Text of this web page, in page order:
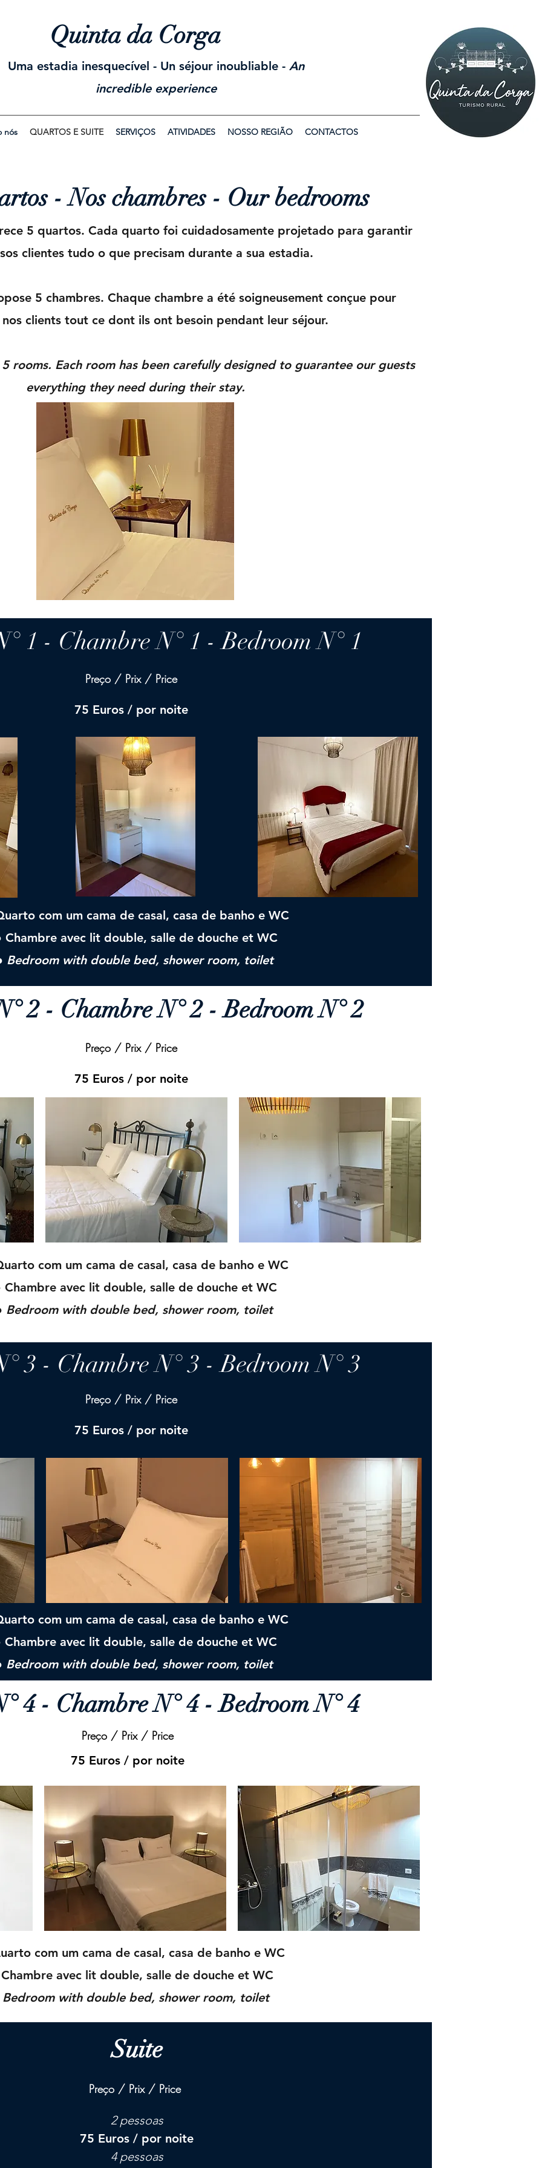
Quinta da Corga
Uma estadia inesquecível - Un séjour inoubliable - An
incredible experience
nós QUARTOS E SUITE SERVIÇOS ATIVIDADES NOSSO REGIÃO CONTACTOS
- Nos chambres - Our bedrooms
5 quartos. Cada quarto foi cuidadosamente projetado para garantir
clientes tudo o que precisam durante a sua estadia.
5 chambres. Chaque chambre a été soigneusement conçue pour
clients tout ce dont ils ont besoin pendant leur séjour.
rooms. Each room has been carefully designed to guarantee our guests
everything they need during their stay.
1 - Chambre N° 1 - Bedroom N° 1
Preço / Prix / Price
75 Euros / por noite
com um cama de casal, casa de banho e WC
Chambre avec lit double, salle de douche et WC
Bedroom with double bed, shower room, toilet
2 - Chambre N° 2 - Bedroom N° 2
Preço / Prix / Price
75 Euros / por noite
com um cama de casal, casa de banho e WC
Chambre avec lit double, salle de douche et WC
Bedroom with double bed, shower room, toilet
3 - Chambre N° 3 - Bedroom N° 3
Preço / Prix / Price
75 Euros / por noite
com um cama de casal, casa de banho e WC
Chambre avec lit double, salle de douche et WC
Bedroom with double bed, shower room, toilet
4 - Chambre N° 4 - Bedroom N° 4
Preço / Prix / Price
75 Euros / por noite
com um cama de casal, casa de banho e WC
avec lit double, salle de douche et WC
Bedroom with double bed, shower room, toilet
Suite
Preço / Prix / Price
2 pessoas
75 Euros / por noite
4 pessoas